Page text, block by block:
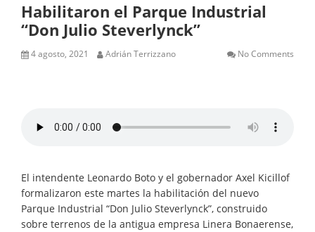
Habilitaron el Parque Industrial
“Don Julio Steverlynck”
4 agosto, 2021 Adrián Terrizzano No Comments
El intendente Leonardo Boto y el gobernador Axel Kicillof
formalizaron este martes la habilitación del nuevo
Parque Industrial “Don Julio Steverlynck”, construido
sobre terrenos de la antigua empresa Linera Bonaerense,